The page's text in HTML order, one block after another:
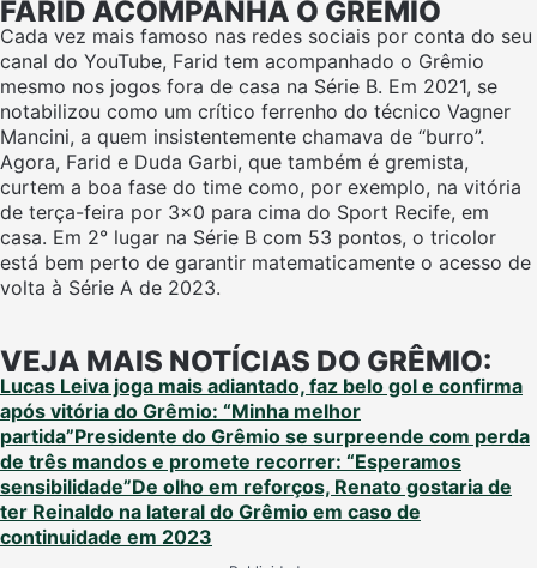
FARID ACOMPANHA O GRÊMIO
Cada vez mais famoso nas redes sociais por conta do seu
canal do YouTube, Farid tem acompanhado o Grêmio
mesmo nos jogos fora de casa na Série B. Em 2021, se
notabilizou como um crítico ferrenho do técnico Vagner
Mancini, a quem insistentemente chamava de “burro”.
Agora, Farid e Duda Garbi, que também é gremista,
curtem a boa fase do time como, por exemplo, na vitória
de terça-feira por 3×0 para cima do Sport Recife, em
casa. Em 2° lugar na Série B com 53 pontos, o tricolor
está bem perto de garantir matematicamente o acesso de
volta à Série A de 2023.
VEJA MAIS NOTÍCIAS DO GRÊMIO:
Lucas Leiva joga mais adiantado, faz belo gol e confirma
após vitória do Grêmio: “Minha melhor
partida”Presidente do Grêmio se surpreende com perda
de três mandos e promete recorrer: “Esperamos
sensibilidade”De olho em reforços, Renato gostaria de
ter Reinaldo na lateral do Grêmio em caso de
continuidade em 2023